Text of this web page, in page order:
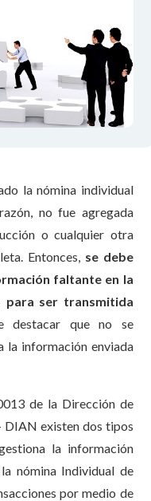
la nómina individual
no fue agregada
o cualquier otra
Entonces, se debe
faltante en la
para ser transmitida
destacar que no se
la información enviada
de la Dirección de
DIAN existen dos tipos
la información
nómina Individual de
por medio de